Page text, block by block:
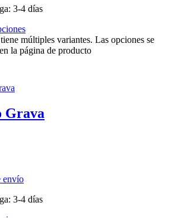
3-4 días
múltiples variantes. Las opciones se
la página de producto
Grava
envío
3-4 días